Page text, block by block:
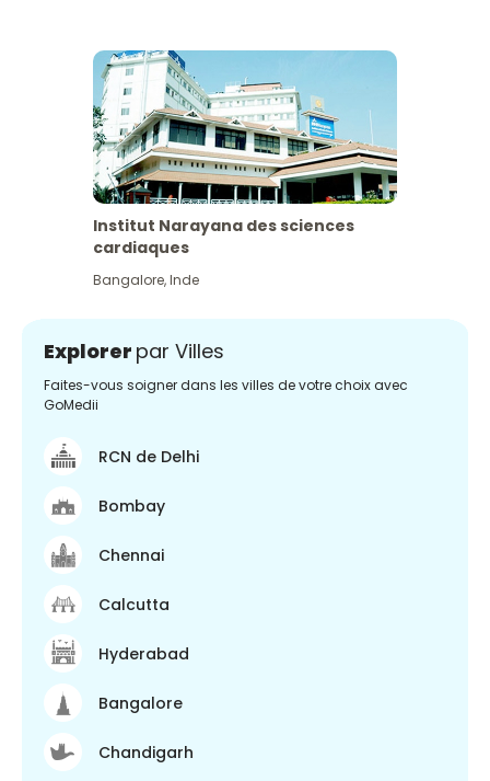
Institut Narayana des sciences
cardiaques
Bangalore,Inde
Explorer par Villes
Faites-vous soigner dans les villes de votre choix avec
GoMedii
RCN de Delhi
Bombay
Chennai
Calcutta
Hyderabad
Bangalore
Chandigarh